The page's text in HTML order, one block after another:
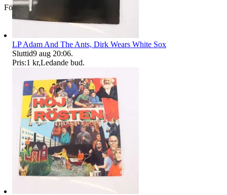
Företag
LP Adam And The Ants, Dirk Wears White Sox
Sluttid9 aug 20:06.
Pris:1 kr,Ledande bud.